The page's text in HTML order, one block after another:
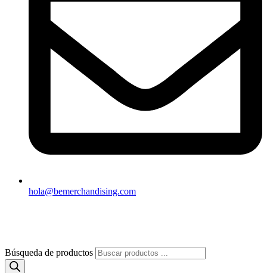
hola@bemerchandising.com
Búsqueda de productos